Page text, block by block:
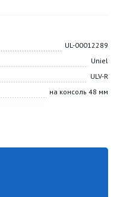
UL-00012289
Uniel
ULV-R
на консоль 48 мм